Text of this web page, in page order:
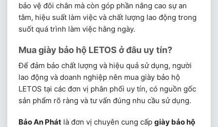
bảo vệ đôi chân mà còn góp phần nâng cao sự an
tâm, hiệu suất làm việc và chất lượng lao động trong
suốt quá trình làm việc hằng ngày.
Mua giày bảo hộ LETOS ở đâu uy tín?
Để đảm bảo chất lượng và hiệu quả sử dụng, người
lao động và doanh nghiệp nên mua giày bảo hộ
LETOS tại các đơn vị phân phối uy tín, có nguồn gốc
sản phẩm rõ ràng và tư vấn đúng nhu cầu sử dụng.
Bảo An Phátlà đơn vị chuyên cung cấp giày bảo hộ